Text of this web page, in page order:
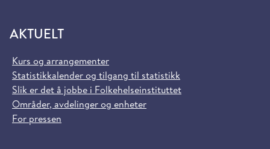
AKTUELT
Kurs og arrangementer
Statistikkalender og tilgang til statistikk
Slik er det å jobbe i Folkehelseinstituttet
Områder, avdelinger og enheter
For pressen